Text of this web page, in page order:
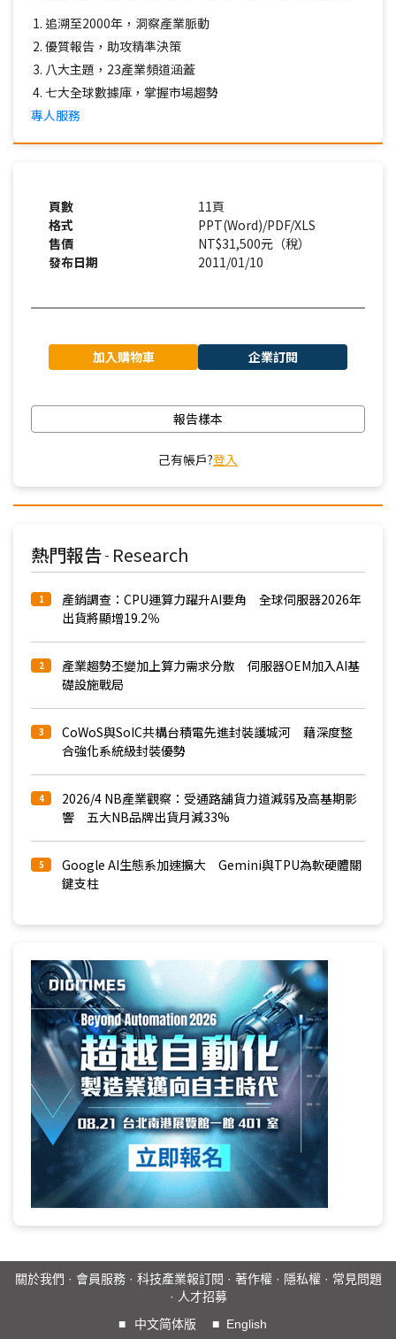
追溯至2000年，洞察產業脈動
優質報告，助攻精準決策
八大主題，23產業頻道涵蓋
七大全球數據庫，掌握市場趨勢
專人服務
頁數
11頁
格式
PPT(Word)/PDF/XLS
售價
NT$31,500元（稅）
發布日期
2011/01/10
加入購物車 企業訂閱
報告樣本
己有帳戶?登入
熱門報告 - Research
1
產銷調查：CPU運算力躍升AI要角 全球伺服器2026年
出貨將顯增19.2％
2
產業趨勢丕變加上算力需求分散 伺服器OEM加入AI基
礎設施戰局
3
CoWoS與SoIC共構台積電先進封裝護城河 藉深度整
合強化系統級封裝優勢
4
2026/4 NB產業觀察：受通路舖貨力道減弱及高基期影
響 五大NB品牌出貨月減33%
5
Google AI生態系加速擴大 Gemini與TPU為軟硬體關
鍵支柱
關於我們 · 會員服務· 科技產業報訂閱 · 著作權· 隱私權· 常見問題
· 人才招募
■
中文简体版 ■ English